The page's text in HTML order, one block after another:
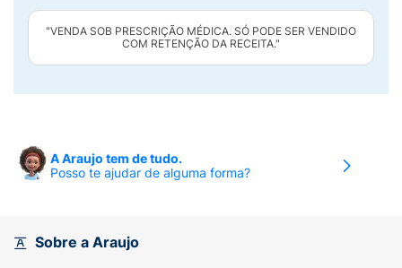
"VENDA SOB PRESCRIÇÃO MÉDICA. SÓ PODE SER VENDIDO
COM RETENÇÃO DA RECEITA."
A Araujo tem de tudo.
Posso te ajudar de alguma forma?
Sobre a Araujo